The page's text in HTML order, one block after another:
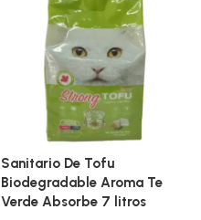
Sanitario De Tofu
Biodegradable Aroma Te
Verde Absorbe 7 litros